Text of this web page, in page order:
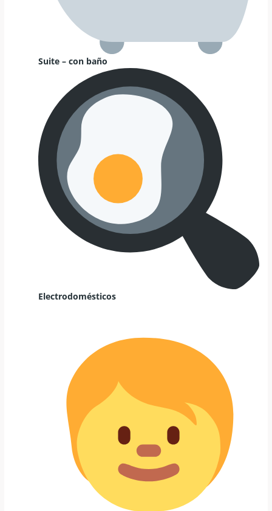
Suite – con baño
Electrodomésticos